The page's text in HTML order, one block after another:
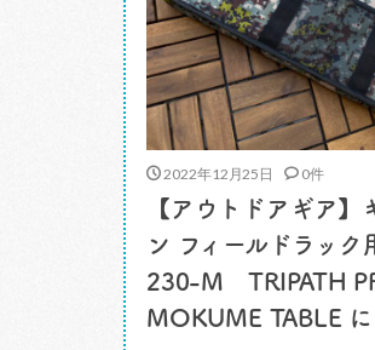
2022年12月25日 0件
【アウトドアギア】
ン フィールドラッ
230-M TRIPATH
MOKUME TABLE に